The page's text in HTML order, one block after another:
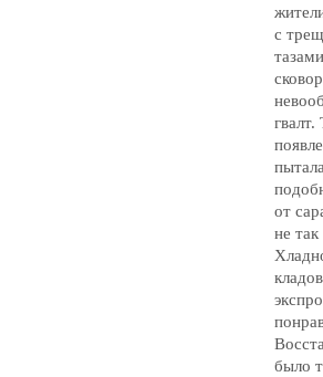
жители
с
подобно тому, как
от саранчи.
не так легко прошибить.
кладовку и
было